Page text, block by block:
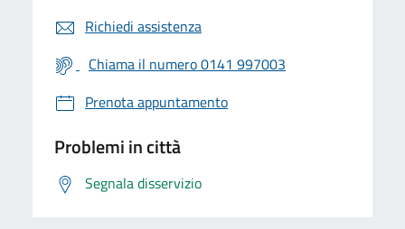
Richiedi assistenza
Chiama il numero 0141 997003
Prenota appuntamento
Problemi in città
Segnala disservizio